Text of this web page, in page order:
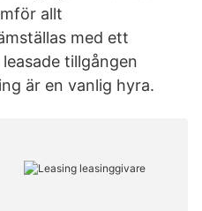
allt
med ett
tillgången
är en vanlig hyra.